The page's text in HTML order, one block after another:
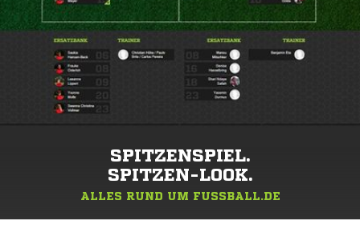
SPITZENSPIEL.
SPITZEN-LOOK.
ALLES RUND UM FUSSBALL.DE